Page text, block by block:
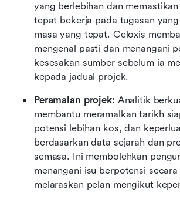
yang berlebihan dan
tepat bekerja pada tugasan
masa yang tepat. Celoxis
mengenal pasti dan menangani
kesesakan sumber sebelum ia
kepada jadual projek.
Peramalan projek: Analitik
membantu meramalkan tarikh
potensi lebihan kos, dan
berdasarkan data sejarah dan
semasa. Ini membolehkan
menangani isu berpotensi
melaraskan pelan mengikut